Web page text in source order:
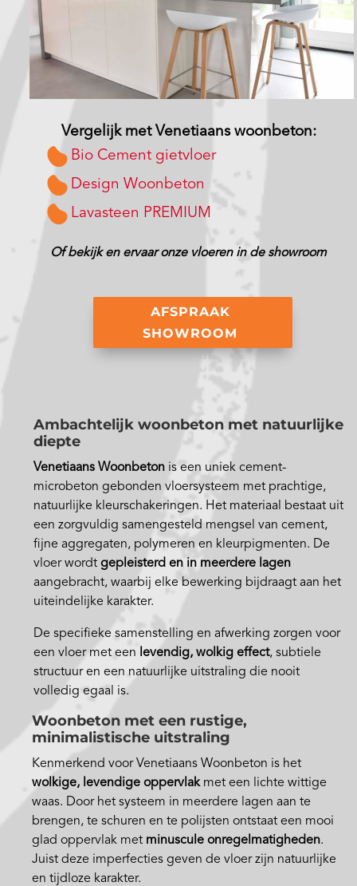
Vergelijk met Venetiaans woonbeton:
Bio Cement gietvloer
Design Woonbeton
Lavasteen PREMIUM
Of bekijk en ervaar onze vloeren in de showroom
AFSPRAAK
SHOWROOM
Ambachtelijk woonbeton met natuurlijke
diepte
Venetiaans Woonbeton is een uniek cement-
microbeton gebonden vloersysteem met prachtige,
natuurlijke kleurschakeringen. Het materiaal bestaat uit
een zorgvuldig samengesteld mengsel van cement,
fijne aggregaten, polymeren en kleurpigmenten. De
vloer wordt gepleisterd en in meerdere lagen
aangebracht, waarbij elke bewerking bijdraagt aan het
uiteindelijke karakter.
De specifieke samenstelling en afwerking zorgen voor
een vloer met een levendig, wolkig effect, subtiele
structuur en een natuurlijke uitstraling die nooit
volledig egaal is.
Woonbeton met een rustige,
minimalistische uitstraling
Kenmerkend voor Venetiaans Woonbeton is het
wolkige, levendige oppervlakmet een lichte wittige
waas. Door het systeem in meerdere lagen aan te
brengen, te schuren en te polijsten ontstaat een mooi
glad oppervlak met minuscule onregelmatigheden.
Juist deze imperfecties geven de vloer zijn natuurlijke
en tijdloze karakter.